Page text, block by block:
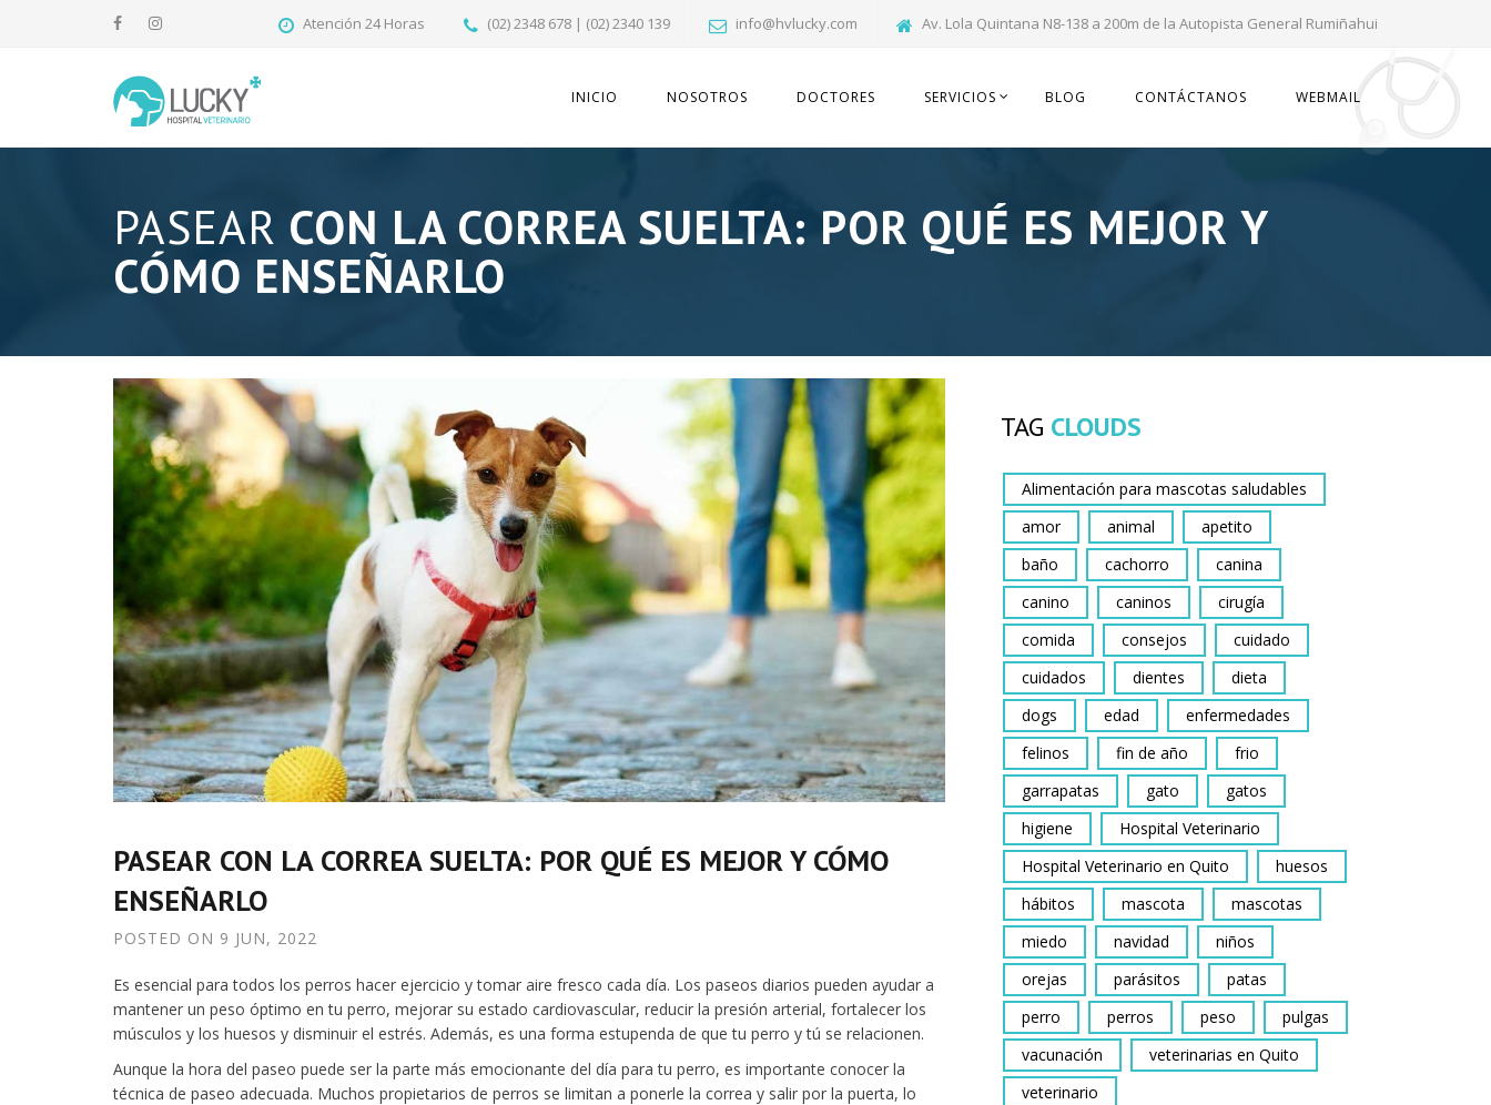
Atención 24 Horas (02) 2348 678 | (02) 2340 139 info@hvlucky.com Av. Lola Quintana N8-138 a 200m de la Autopista General Rumiñahui
INICIO NOSOTROS DOCTORES SERVICIOS BLOG CONTÁCTANOS WEBMAIL
PASEAR CON LA CORREA SUELTA: POR QUÉ ES MEJOR Y
CÓMO ENSEÑARLO
PASEAR CON LA CORREA SUELTA: POR QUÉ ES MEJOR Y CÓMO
ENSEÑARLO
POSTED ON 9 JUN, 2022
Es esencial para todos los perros hacer ejercicio y tomar aire fresco cada día. Los paseos diarios pueden ayudar a
mantener un peso óptimo en tu perro, mejorar su estado cardiovascular, reducir la presión arterial, fortalecer los
músculos y los huesos y disminuir el estrés. Además, es una forma estupenda de que tu perro y tú se relacionen.
Aunque la hora del paseo puede ser la parte más emocionante del día para tu perro, es importante conocer la
técnica de paseo adecuada. Muchos propietarios de perros se limitan a ponerle la correa y salir por la puerta, lo
TAG CLOUDS
Alimentación para mascotas saludables
amor
animal
apetito
baño
cachorro
canina
canino
caninos
cirugía
comida
consejos
cuidado
cuidados
dientes
dieta
dogs
edad
enfermedades
felinos
fin de año
frio
garrapatas
gato
gatos
higiene
Hospital Veterinario
Hospital Veterinario en Quito
huesos
hábitos
mascota
mascotas
miedo
navidad
niños
orejas
parásitos
patas
perro
perros peso
pulgas
vacunación
veterinarias en Quito
veterinario